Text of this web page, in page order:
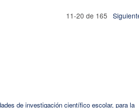
11-20 de 165
de investigación científico escolar, para la